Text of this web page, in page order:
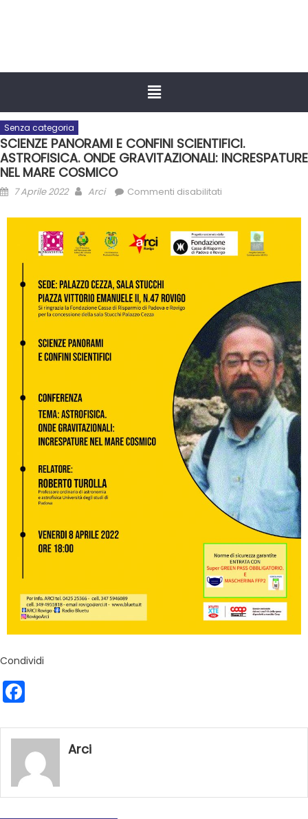
Senza categoria
SCIENZE PANORAMI E CONFINI SCIENTIFICI.
ASTROFISICA. ONDE GRAVITAZIONALI: INCRESPATURE
NEL MARE COSMICO
7 Aprile 2022 Arci Commenti disabilitati
Condividi
Arci